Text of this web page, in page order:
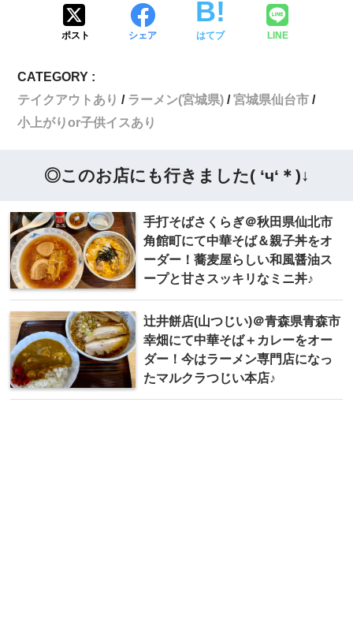
ポスト シェア はてブ LINE
CATEGORY :
テイクアウトあり
ラーメン(宮城県)
宮城県仙台市
小上がりor子供イスあり
◎このお店にも行きました( ‘ч‘＊)↓
手打そばさくらぎ＠秋田県仙北市
角館町にて中華そば＆親子丼をオ
ーダー！蕎麦屋らしい和風醤油ス
ープと甘さスッキリなミニ丼♪
辻井餅店(山つじい)＠青森県青森市
幸畑にて中華そば＋カレーをオー
ダー！今はラーメン専門店になっ
たマルクラつじい本店♪